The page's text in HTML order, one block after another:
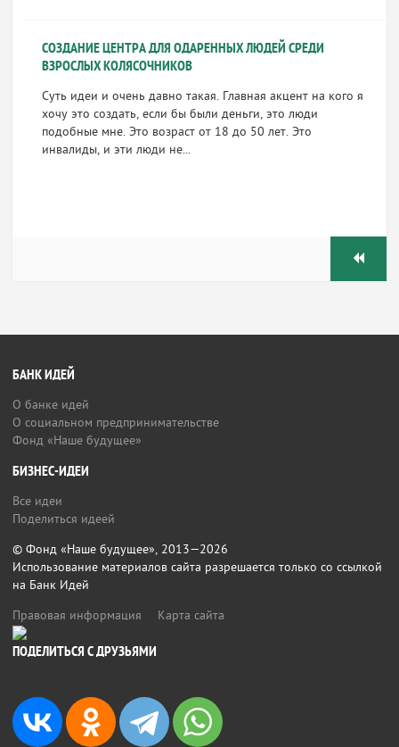
СОЗДАНИЕ ЦЕНТРА ДЛЯ ОДАРЕННЫХ ЛЮДЕЙ СРЕДИ
ВЗРОСЛЫХ КОЛЯСОЧНИКОВ
Суть идеи и очень давно такая. Главная акцент на кого я
хочу это создать, если бы были деньги, это люди
подобные мне. Это возраст от 18 до 50 лет. Это
инвалиды, и эти люди не...
БАНК ИДЕЙ
О банке идей
О социальном предпринимательстве
Фонд «Наше будущее»
БИЗНЕС-ИДЕИ
Все идеи
Поделиться идеей
© Фонд «Наше будущее», 2013—2026
Использование материалов сайта разрешается только со ссылкой
на Банк Идей
Правовая информация
Карта сайта
ПОДЕЛИТЬСЯ С ДРУЗЬЯМИ